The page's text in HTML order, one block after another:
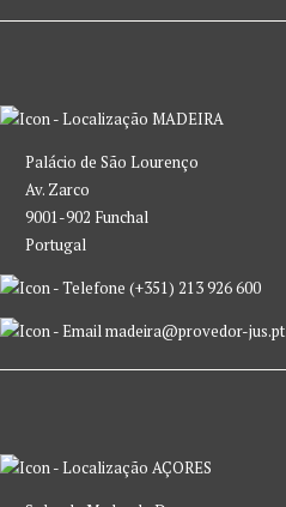
MADEIRA
Palácio de São Lourenço
Av. Zarco
9001-902 Funchal
Portugal
(+351) 213 926 600
madeira@provedor-jus.pt
AÇORES